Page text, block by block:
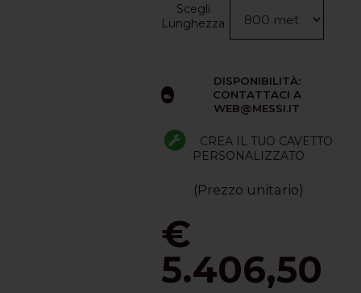
Scegli
Lunghezza
DISPONIBILITÀ:
CONTATTACI A
WEB@MESSI.IT
CREA IL TUO CAVETTO
PERSONALIZZATO
(Prezzo unitario)
€
5.406,50